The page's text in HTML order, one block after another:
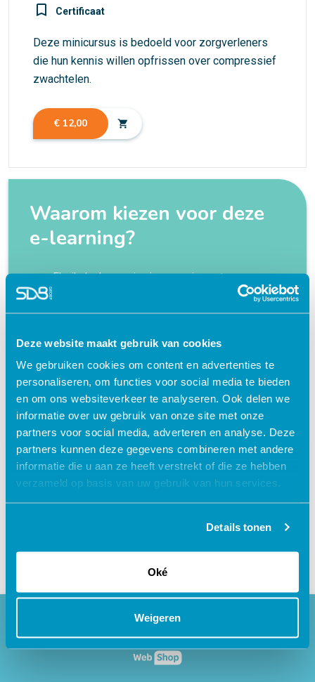
Deze website maakt gebruik van cookies
We gebruiken cookies om content en advertenties te
personaliseren, om functies voor social media te bieden
en om ons websiteverkeer te analyseren. Ook delen we
informatie over uw gebruik van onze site met onze
partners voor social media, adverteren en analyse. Deze
partners kunnen deze gegevens combineren met andere
informatie die u aan ze heeft verstrekt of die ze hebben
verzameld op basis van uw gebruik van hun services.
Details tonen
Oké
Weigeren
turned_in_not Certificaat
Deze minicursus is bedoeld voor zorgverleners
die hun kennis willen opfrissen over compressief
zwachtelen.
€ 12,00 shopping_cart
Waarom kiezen voor deze
e-learning?
Flexibel – leer op je eigen manier en tempo
zorgprofessionals
Interactieve en aantrekkelijke leermethoden
24/7 toegang tot lesmateriaal
Accreditatiepunten worden automatisch
bijgeschreven
Gerelateerde cursussen